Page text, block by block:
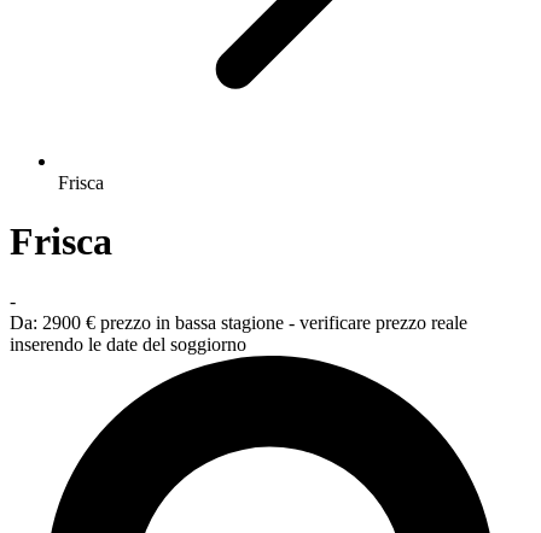
Frisca
Frisca
-
Da: 2900 € prezzo in bassa stagione - verificare prezzo reale
inserendo le date del soggiorno